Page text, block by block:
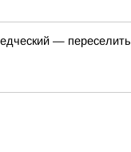
— переселить